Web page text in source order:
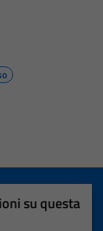
su questa